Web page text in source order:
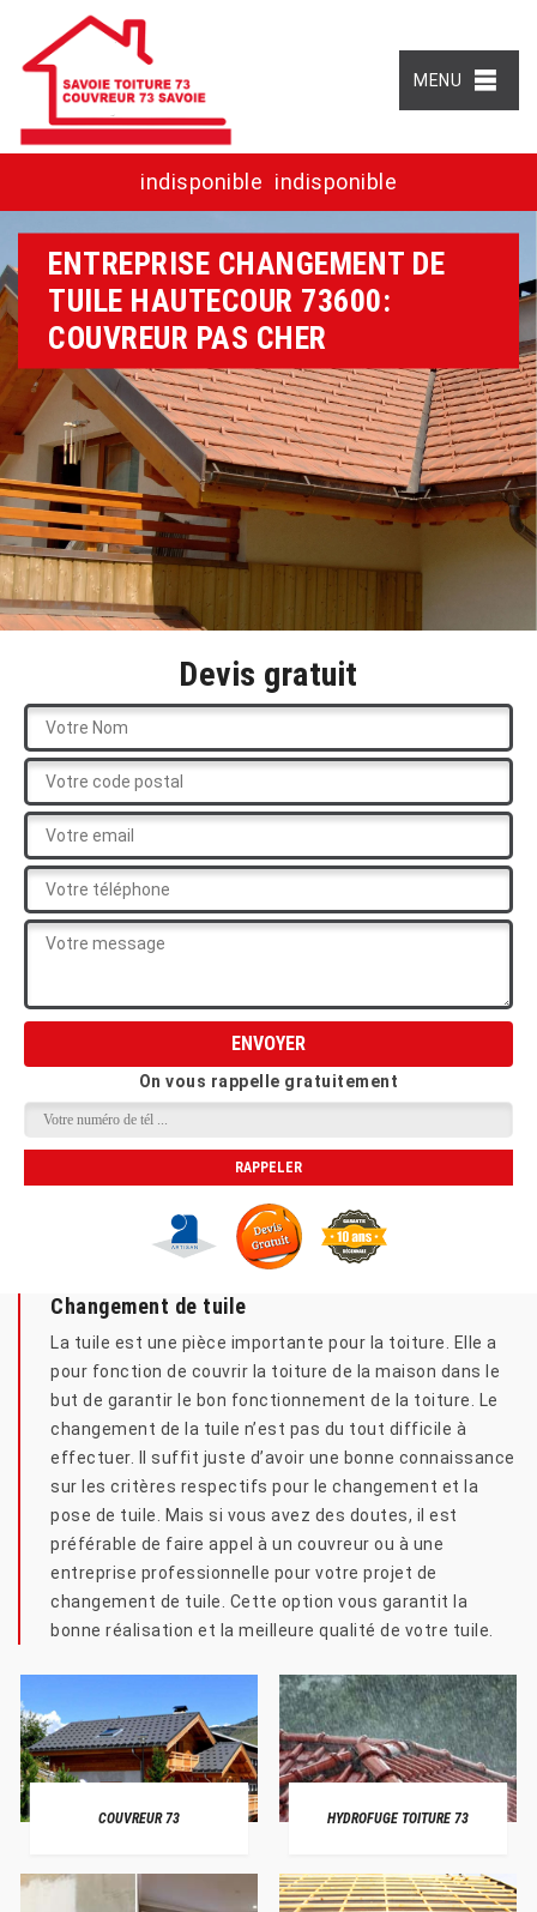
MENU
indisponible indisponible
ENTREPRISE CHANGEMENT DE
TUILE HAUTECOUR 73600:
COUVREUR PAS CHER
Devis gratuit
On vous rappelle gratuitement
Changement de tuile
La tuile est une pièce importante pour la toiture. Elle a
pour fonction de couvrir la toiture de la maison dans le
but de garantir le bon fonctionnement de la toiture. Le
changement de la tuile n’est pas du tout difficile à
effectuer. Il suffit juste d’avoir une bonne connaissance
sur les critères respectifs pour le changement et la
pose de tuile. Mais si vous avez des doutes, il est
préférable de faire appel à un couvreur ou à une
entreprise professionnelle pour votre projet de
changement de tuile. Cette option vous garantit la
bonne réalisation et la meilleure qualité de votre tuile.
COUVREUR 73 HYDROFUGE TOITURE 73